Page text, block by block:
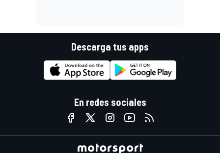
Descarga tus apps
En redes sociales